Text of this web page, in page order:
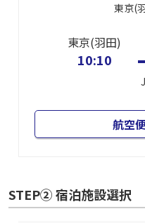
東京(
東京(羽田)
10:10
航空
STEP② 宿泊施設選択